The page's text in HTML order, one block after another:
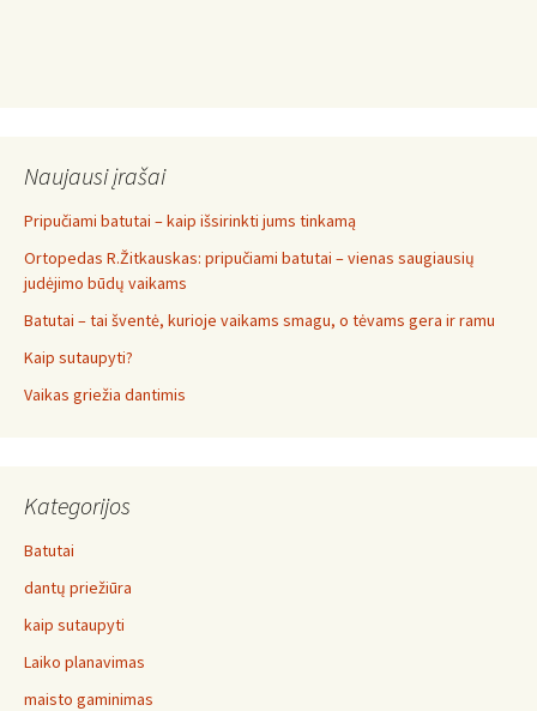
Naujausi įrašai
Pripučiami batutai – kaip išsirinkti jums tinkamą
Ortopedas R.Žitkauskas: pripučiami batutai – vienas saugiausių
judėjimo būdų vaikams
Batutai – tai šventė, kurioje vaikams smagu, o tėvams gera ir ramu
Kaip sutaupyti?
Vaikas griežia dantimis
Kategorijos
Batutai
dantų priežiūra
kaip sutaupyti
Laiko planavimas
maisto gaminimas